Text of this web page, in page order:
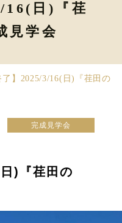
16(日)『荏
見学会
了】2025/3/16(日)『荏田の
)『荏田の
完成見学会